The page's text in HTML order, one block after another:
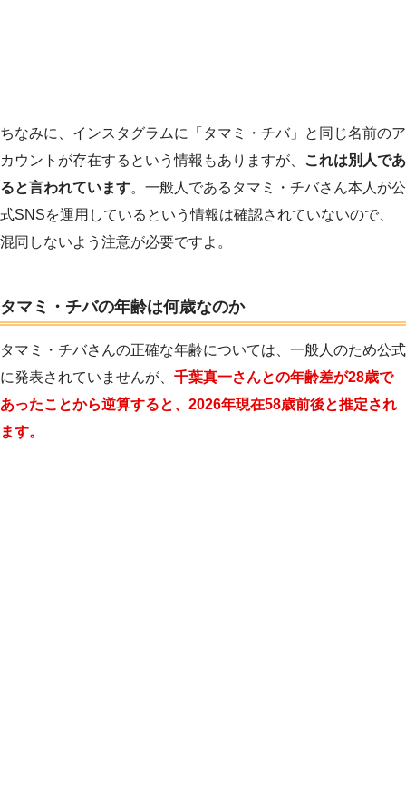
ちなみに、インスタグラムに「タマミ・チバ」と同じ名前のア
カウントが存在するという情報もありますが、
これは別人であ
ると言われています。一般人であるタマミ・チバさん本人が公
式SNSを運用しているという情報は確認されていないので、
混同しないよう注意が必要ですよ。
タマミ・チバの年齢は何歳なのか
タマミ・チバさんの正確な年齢については、一般人のため公式
に発表されていませんが、 千葉真一さんとの年齢差が28歳で
あったことから逆算すると、2026年現在58歳前後と推定され
ます。